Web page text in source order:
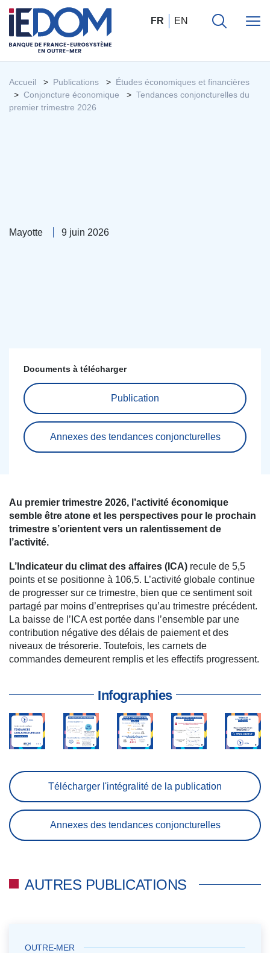
FR EN
Accueil Publications
Études économiques et financières
Conjoncture économique
Tendances conjoncturelles du
premier trimestre 2026
Mayotte 9 juin 2026
Documents à télécharger
Publication
Annexes des tendances conjoncturelles
Au premier trimestre 2026, l’activité économique
semble être atone et les perspectives pour le prochain
trimestre s’orientent vers un ralentissement de
l’activité.
L’Indicateur du climat des affaires (ICA) recule de 5,5
points et se positionne à 106,5. L’activité globale continue
de progresser sur ce trimestre, bien que ce sentiment soit
partagé par moins d’entreprises qu’au trimestre précédent.
La baisse de l’ICA est portée dans l’ensemble par une
contribution négative des délais de paiement et des
niveaux de trésorerie. Toutefois, les carnets de
commandes demeurent remplis et les effectifs progressent.
Infographies
Télécharger l'intégralité de la publication
Annexes des tendances conjoncturelles
AUTRES PUBLICATIONS
OUTRE-MER